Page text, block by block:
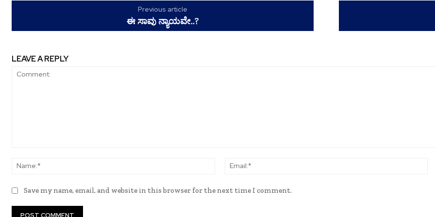
Previous article
ಈ ಸಾವು ನ್ಯಾಯವೇ..?
LEAVE A REPLY
Name:*
Save my name, email, and website in this browser for the next time I comment.